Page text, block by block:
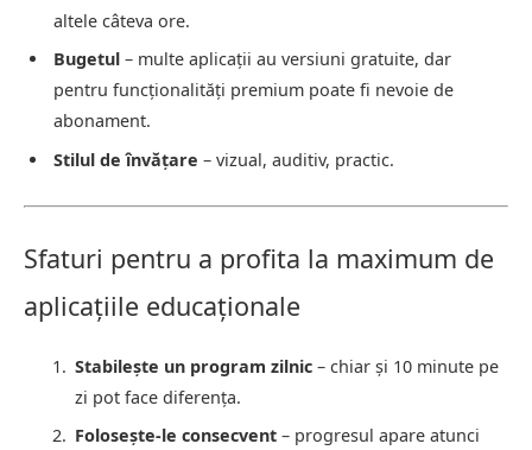
altele câteva ore.
Bugetul – multe aplicații au versiuni gratuite, dar
pentru funcționalități premium poate fi nevoie de
abonament.
Stilul de învățare – vizual, auditiv, practic.
Sfaturi pentru a profita la maximum de
aplicațiile educaționale
Stabilește un program zilnic – chiar și 10 minute pe
zi pot face diferența.
Folosește-le consecvent – progresul apare atunci